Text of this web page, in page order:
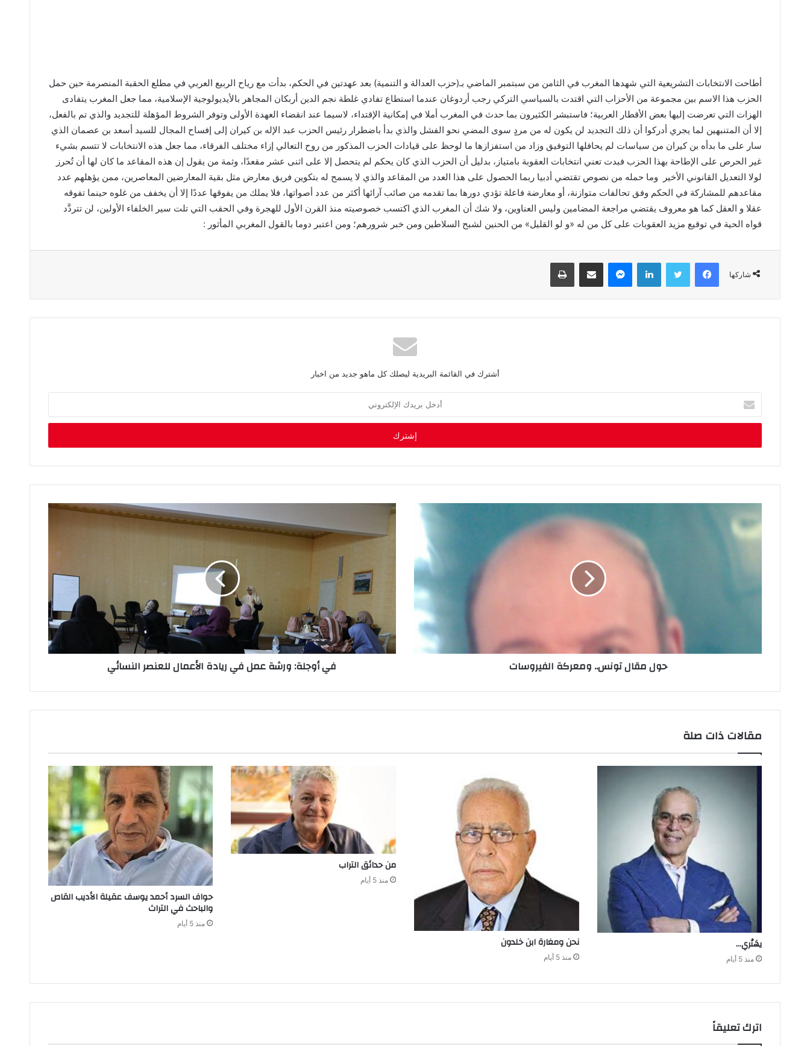
أطاحت الانتخابات التشريعية التي شهدها المغرب في الثامن من سبتمبر الماضي بـ(حزب العدالة و التنمية) بعد عهدتين في الحكم، بدأت مع رياح الربيع العربي في مطلع الحقبة المنصرمة حين حمل
الحزب هذا الاسم بين مجموعة من الأحزاب التي اقتدت بالسياسي التركي رجب أردوغان عندما استطاع تفادي غلطة نجم الدين أربكان المجاهر بالأيديولوجية الإسلامية، مما جعل المغرب يتفادى
الهزات التي تعرضت إليها بعض الأقطار العربية؛ فاستبشر الكثيرون بما حدث في المغرب أملا في إمكانية الإقتداء، لاسيما عند انقضاء العهدة الأولى وتوفر الشروط المؤهلة للتجديد والذي تم بالفعل،
إلا أن المتنبهين لما يجري أدركوا أن ذلك التجديد لن يكون له من مردٍ سوى المضي نحو الفشل والذي بدأ باضطرار رئيس الحزب عبد الإله بن كيران إلى إفساح المجال للسيد أسعد بن عصمان الذي
سار على ما بدأه بن كيران من سياسات لم يحافلها التوفيق وزاد من استفزازها ما لوحظ على قيادات الحزب المذكور من روح التعالي إزاء مختلف الفرقاء، مما جعل هذه الانتخابات لا تتسم بشيء
غير الحرص على الإطاحة بهذا الحزب فبدت تعني انتخابات العقوبة بامتياز، بدليل أن الحزب الذي كان يحكم لم يتحصل إلا على اثنى عشر مقعدًا، وثمة من يقول إن هذه المقاعد ما كان لها أن تُحرز
لولا التعديل القانوني الأخير وما حمله من نصوص تقتضي أدبيا ربما الحصول على هذا العدد من المقاعد والذي لا يسمح له بتكوين فريق معارض مثل بقية المعارضين المعاصرين، ممن يؤهلهم عدد
مقاعدهم للمشاركة في الحكم وفق تحالفات متوازنة، أو معارضة فاعلة تؤدي دورها بما تقدمه من صائب آرائها أكثر من عدد أصواتها، فلا يملك من يفوقها عددًا إلا أن يخفف من غلوه حينما تفوقه
عقلا و العقل كما هو معروف يقتضي مراجعة المضامين وليس العناوين، ولا شك أن المغرب الذي اكتسب خصوصيته منذ القرن الأول للهجرة وفي الحقب التي تلت سير الخلفاء الأولين، لن تتردَّد
قواه الحية في توقيع مزيد العقوبات على كل من له «و لو القليل» من الحنين لشبح السلاطين ومن خبر شرورهم؛ ومن اعتبر دوما بالقول المغربي المأثور :
شاركها
فيسبوك تويتر لينكدإن ماسنجر مشاركة عبر البريد طباعة
أشترك في القائمة البريدية ليصلك كل ماهو جديد من اخبار
خ
ب
د
ل
إ
حول مقال تونس.. ومعركة الفيروسات في أوجلة: ورشة عمل في ريادة الأعمال للعنصر النسائي
مقالات ذات صلة
يهَتْري‭…‬
منذ 5 أيام
نحن‭ ‬ومغارة ابن‭ ‬خلدون
منذ 5 أيام
من‭ ‬حدائق‭ ‬التراب
منذ 5 أيام
حواف‭ ‬السرد أحمد‭ ‬يوسف‭ ‬عقيلة‭ ‬الأديب‭ ‬القاص‭
‬والباحث‭ ‬في‭ ‬التراث
منذ 5 أيام
اترك تعليقاً